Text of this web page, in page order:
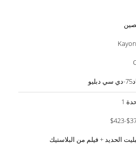
1
$376-
الحديد + فيلم من البلاستيك